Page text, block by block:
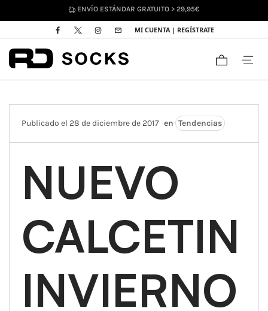
ENVÍO ESTÁNDAR GRATUITO > 29,95€
MI CUENTA | REGÍSTRATE
Publicado el 28 de diciembre de 2017 en Tendencias
NUEVO
CALCETIN
INVIERNO